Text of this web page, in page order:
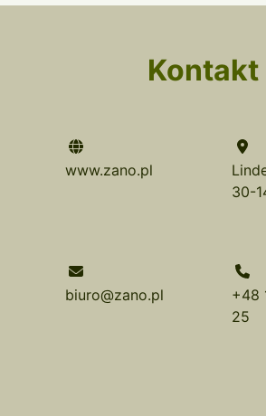
Kontakt
www.zano.pl
30-
biuro@zano.pl
+48
25